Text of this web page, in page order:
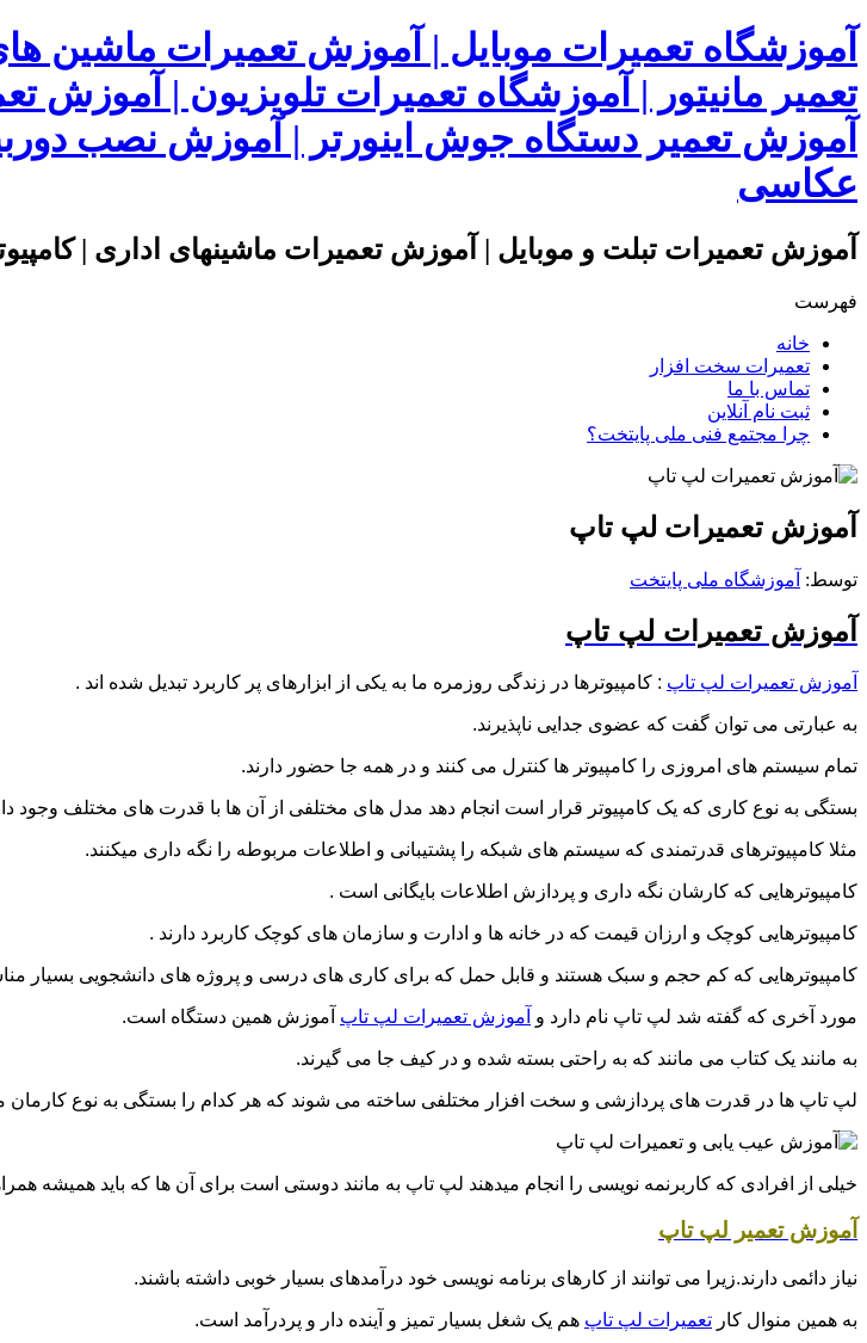
آموزشگاه تعمیرات موبایل | آموزش تعمیرات
تعمیر مانیتور | آموزشگاه تعمیرات تلویزیون | آموزش
آموزش تعمیر دستگاه جوش اینورتر | آموزش نصب
عکاسی
آموزش تعمیرات تبلت و موبایل | آموزش تعمیرات ماشینهای اداری |
فهرست
خانه
تعمیرات سخت افزار
تماس با ما
ثبت نام آنلاین
چرا مجتمع فنی ملی پایتخت؟
آموزش تعمیرات لپ تاپ
توسط: ‪ آموزشگاه ملی پایتخت
آموزش تعمیرات لپ تاپ
آموزش تعمیرات لپ تاپ : کامپیوترها در زندگی روزمره ما به یکی از ابزارهای پر کاربرد تبدیل شده اند .
به عبارتی می توان گفت که عضوی جدایی ناپذیرند.
تمام سیستم های امروزی را کامپیوتر ها کنترل می کنند و در همه جا حضور دارند.
بستگی به نوع کاری که یک کامپیوتر قرار است انجام دهد مدل های مختلفی از آن ها با قدرت های مختلف وجود
مثلا کامپیوترهای قدرتمندی که سیستم های شبکه را پشتیبانی و اطلاعات مربوطه را نگه داری میکنند.
کامپیوترهایی که کارشان نگه داری و پردازش اطلاعات بایگانی است .
کامپیوترهایی کوچک و ارزان قیمت که در خانه ها و ادارت و سازمان های کوچک کاربرد دارند .
کامپیوترهایی که کم حجم و سبک هستند و قابل حمل که برای کاری های درسی و پروژه های دانشجویی بسیار
مورد آخری که گفته شد لپ تاپ نام دارد و آموزش تعمیرات لپ تاپ آموزش همین دستگاه است.
به مانند یک کتاب می مانند که به راحتی بسته شده و در کیف جا می گیرند.
لپ تاپ ها در قدرت های پردازشی و سخت افزار مختلفی ساخته می شوند که هر کدام را بستگی به نوع کارمان
خیلی از افرادی که کاربرنمه نویسی را انجام میدهند لپ تاپ به مانند دوستی است برای آن ها که باید همیشه
آموزش تعمیر لپ تاپ
نیاز دائمی دارند.زیرا می توانند از کارهای برنامه نویسی خود درآمدهای بسیار خوبی داشته باشند.
به همین منوال کار تعمیرات لپ تاپ هم یک شغل بسیار تمیز و آینده دار و پردرآمد است.